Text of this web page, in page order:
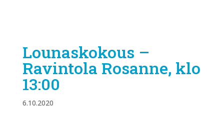
Lounaskokous –
Ravintola Rosanne, klo
13:00
6.10.2020